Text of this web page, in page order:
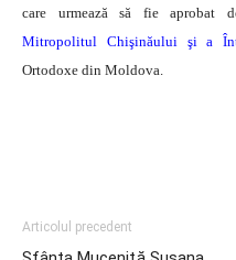
care urmează să fie aprobat
Mitropolitul Chişinăului şi a
Ortodoxe din Moldova.
Articolul precedent